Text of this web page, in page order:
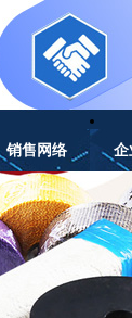
销售网络 企